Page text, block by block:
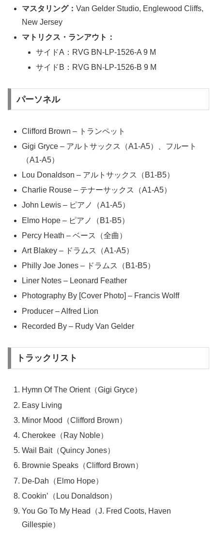
マスタリング：Van Gelder Studio, Englewood Cliffs,
New Jersey
マトリクス・ランアウト：
サイドA：RVG BN-LP-1526-A 9 M
サイドB：RVG BN-LP-1526-B 9 M
パーソネル
Clifford Brown – トランペット
Gigi Gryce – アルトサックス（A1-A5）、フルート
（A1-A5）
Lou Donaldson – アルトサックス（B1-B5）
Charlie Rouse – テナーサックス（A1-A5）
John Lewis – ピアノ（A1-A5）
Elmo Hope – ピアノ（B1-B5）
Percy Heath – ベース（全曲）
Art Blakey – ドラムス（A1-A5）
Philly Joe Jones – ドラムス（B1-B5）
Liner Notes – Leonard Feather
Photography By [Cover Photo] – Francis Wolff
Producer – Alfred Lion
Recorded By – Rudy Van Gelder
トラックリスト
Hymn Of The Orient（Gigi Gryce）
Easy Living
Minor Mood（Clifford Brown）
Cherokee（Ray Noble）
Wail Bait（Quincy Jones）
Brownie Speaks（Clifford Brown）
De-Dah（Elmo Hope）
Cookin’（Lou Donaldson）
You Go To My Head（J. Fred Coots, Haven
Gillespie）